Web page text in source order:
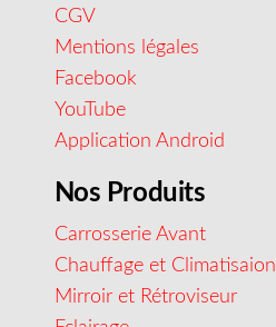
CGV
Mentions légales
Facebook
YouTube
Application Android
Nos Produits
Carrosserie Avant
Chauffage et Climatisaion
Mirroir et Rétroviseur